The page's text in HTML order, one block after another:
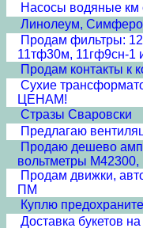
Насосы водяные км
Линолеум,
Продам фильтры:
11тф30м, 11гф9сн-1
Продам контакты к
Сухие
ЦЕНАМ!
Стразы Сваровски
Предлагаю
Продаю дешево
вольтметры
Продам движки,
ПМ
Куплю
Доставка букетов на